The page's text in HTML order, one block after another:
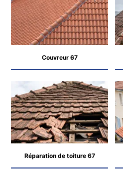
Couvreur 67
Réparation de toiture 67